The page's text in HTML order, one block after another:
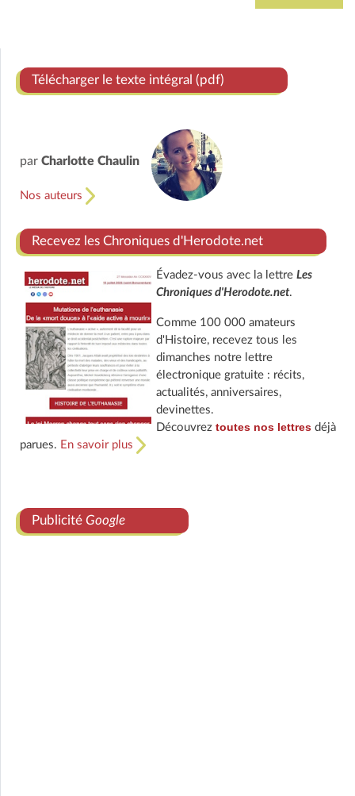
Télécharger le texte intégral (pdf)
par Charlotte Chaulin
Nos auteurs
Recevez les Chroniques d'Herodote.net
Évadez-vous avec la lettre Les
Chroniques d'Herodote.net.
Comme 100 000 amateurs
d'Histoire, recevez tous les
dimanches notre lettre
électronique gratuite : récits,
actualités, anniversaires,
devinettes.
Découvrez toutes nos lettresdéjà
parues. En savoir plus
Publicité Google